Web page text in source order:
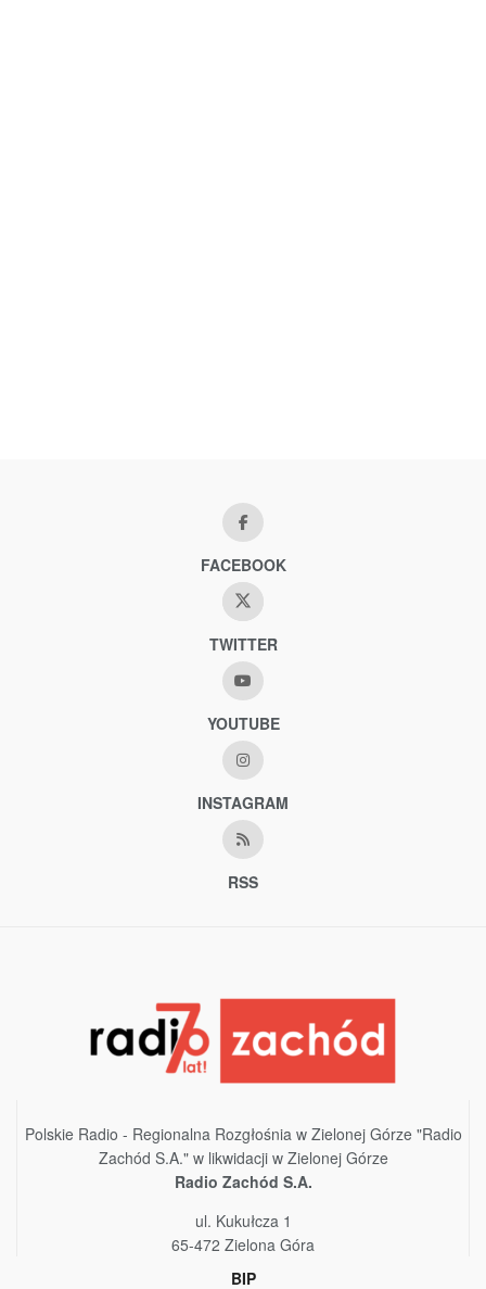
FACEBOOK
TWITTER
YOUTUBE
INSTAGRAM
RSS
Polskie Radio - Regionalna Rozgłośnia w Zielonej Górze "Radio
Zachód S.A." w likwidacji w Zielonej Górze
Radio Zachód S.A.
ul. Kukułcza 1
65-472 Zielona Góra
BIP